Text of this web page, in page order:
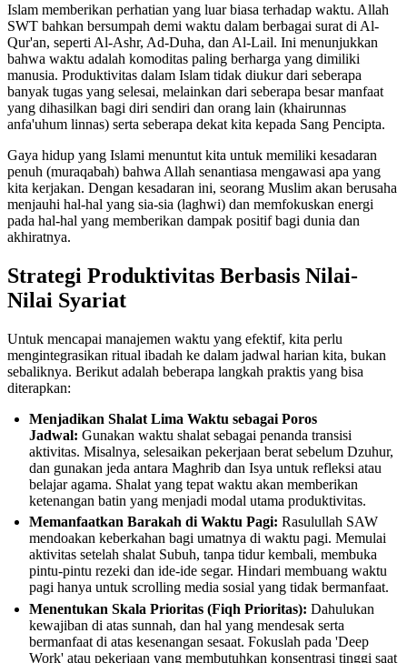
Islam memberikan perhatian yang luar biasa terhadap waktu. Allah
SWT bahkan bersumpah demi waktu dalam berbagai surat di Al-
Qur'an, seperti Al-Ashr, Ad-Duha, dan Al-Lail. Ini menunjukkan
bahwa waktu adalah komoditas paling berharga yang dimiliki
manusia. Produktivitas dalam Islam tidak diukur dari seberapa
banyak tugas yang selesai, melainkan dari seberapa besar manfaat
yang dihasilkan bagi diri sendiri dan orang lain (khairunnas
anfa'uhum linnas) serta seberapa dekat kita kepada Sang Pencipta.
Gaya hidup yang Islami menuntut kita untuk memiliki kesadaran
penuh (muraqabah) bahwa Allah senantiasa mengawasi apa yang
kita kerjakan. Dengan kesadaran ini, seorang Muslim akan berusaha
menjauhi hal-hal yang sia-sia (laghwi) dan memfokuskan energi
pada hal-hal yang memberikan dampak positif bagi dunia dan
akhiratnya.
Strategi Produktivitas Berbasis Nilai-
Nilai Syariat
Untuk mencapai manajemen waktu yang efektif, kita perlu
mengintegrasikan ritual ibadah ke dalam jadwal harian kita, bukan
sebaliknya. Berikut adalah beberapa langkah praktis yang bisa
diterapkan:
Menjadikan Shalat Lima Waktu sebagai Poros
Jadwal: Gunakan waktu shalat sebagai penanda transisi
aktivitas. Misalnya, selesaikan pekerjaan berat sebelum Dzuhur,
dan gunakan jeda antara Maghrib dan Isya untuk refleksi atau
belajar agama. Shalat yang tepat waktu akan memberikan
ketenangan batin yang menjadi modal utama produktivitas.
Memanfaatkan Barakah di Waktu Pagi: Rasulullah SAW
mendoakan keberkahan bagi umatnya di waktu pagi. Memulai
aktivitas setelah shalat Subuh, tanpa tidur kembali, membuka
pintu-pintu rezeki dan ide-ide segar. Hindari membuang waktu
pagi hanya untuk scrolling media sosial yang tidak bermanfaat.
Menentukan Skala Prioritas (Fiqh Prioritas): Dahulukan
kewajiban di atas sunnah, dan hal yang mendesak serta
bermanfaat di atas kesenangan sesaat. Fokuslah pada 'Deep
Work' atau pekerjaan yang membutuhkan konsentrasi tinggi saat